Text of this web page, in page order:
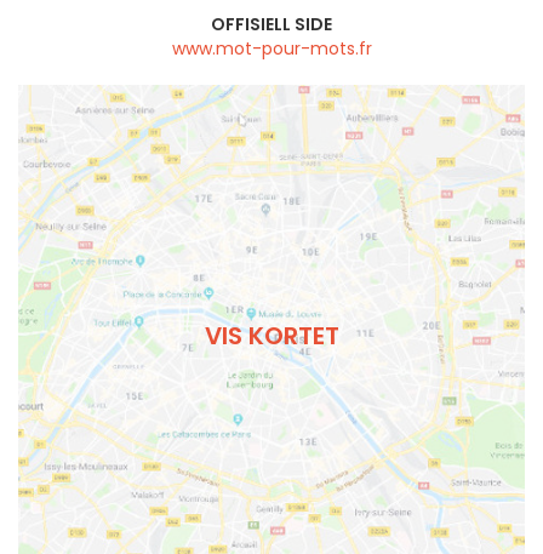
OFFISIELL SIDE
www.mot-pour-mots.fr
VIS KORTET